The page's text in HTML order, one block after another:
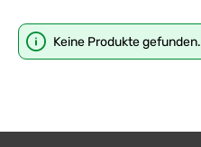
Keine Produkte gefunden.